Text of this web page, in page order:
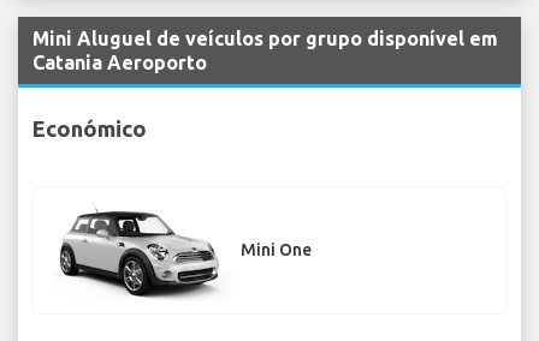
Mini Aluguel de veículos por grupo disponível em
Catania Aeroporto
Económico
Mini One